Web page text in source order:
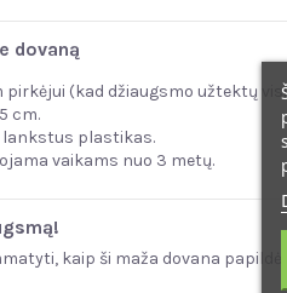
dovaną
pirkėjui (kad džiaugsmo užtektų
cm.
lankstus plastikas.
vaikams nuo 3 metų.
kaip ši maža dovana